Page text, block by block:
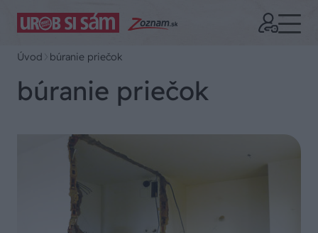
Úvod búranie priečok
búranie priečok